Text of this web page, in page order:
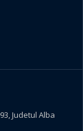
Judetul Alba